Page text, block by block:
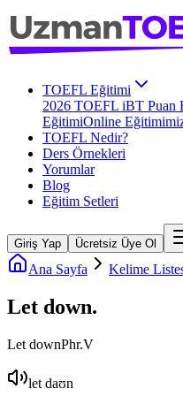
TOEFL Eğitimi
2026 TOEFL iBT Puan
EğitimiOnline Eğitimimiz
TOEFL Nedir?
Ders Örnekleri
Yorumlar
Blog
Eğitim Setleri
Giriş Yap Ücretsiz Üye Ol
Ana Sayfa Kelime
Let down.
Let downPhr.V
let daʊn